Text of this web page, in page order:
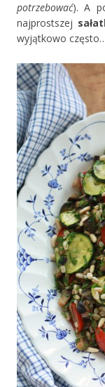
potrzebować). A
najprostszej
wyjątkowo